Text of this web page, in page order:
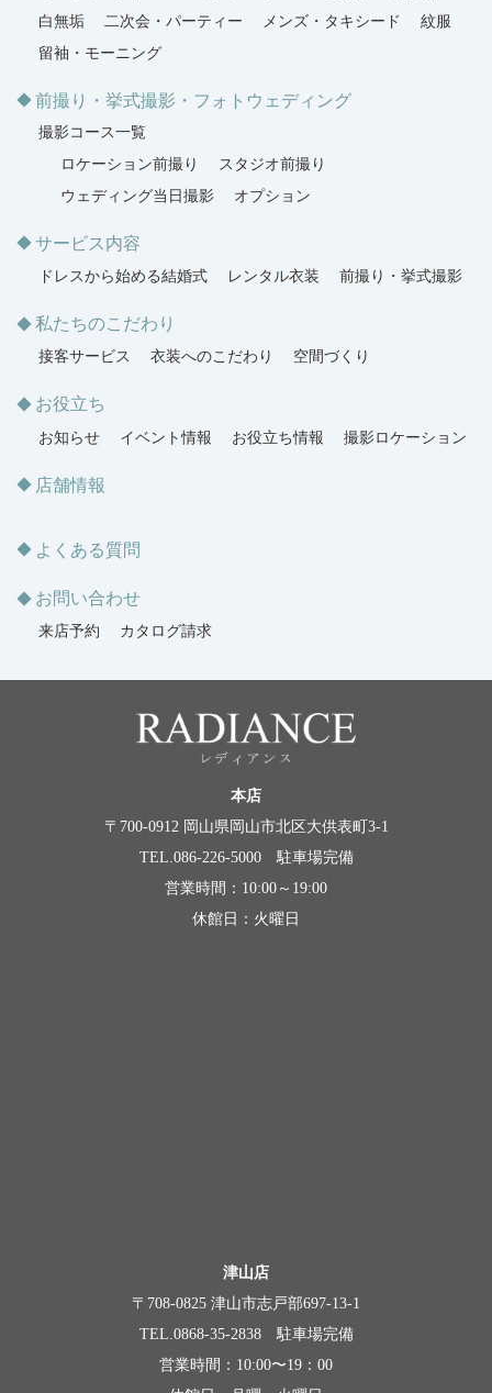
白無垢
二次会・パーティー メンズ・タキシード
紋服
留袖・モーニング
前撮り・挙式撮影・フォトウェディング
撮影コース一覧
ロケーション前撮り
スタジオ前撮り
ウェディング当日撮影
オプション
サービス内容
ドレスから始める結婚式 レンタル衣装 前撮り・挙式撮影
私たちのこだわり
接客サービス 衣装へのこだわり 空間づくり
お役立ち
お知らせ イベント情報 お役立ち情報 撮影ロケーション
店舗情報
よくある質問
お問い合わせ
来店予約 カタログ請求
本店
〒700-0912 岡山県岡山市北区大供表町3-1
TEL.086-226-5000 駐車場完備
営業時間：10:00～19:00
休館日：火曜日
津山店
〒708-0825 津山市志戸部697-13-1
TEL.0868-35-2838 駐車場完備
営業時間：10:00〜19：00